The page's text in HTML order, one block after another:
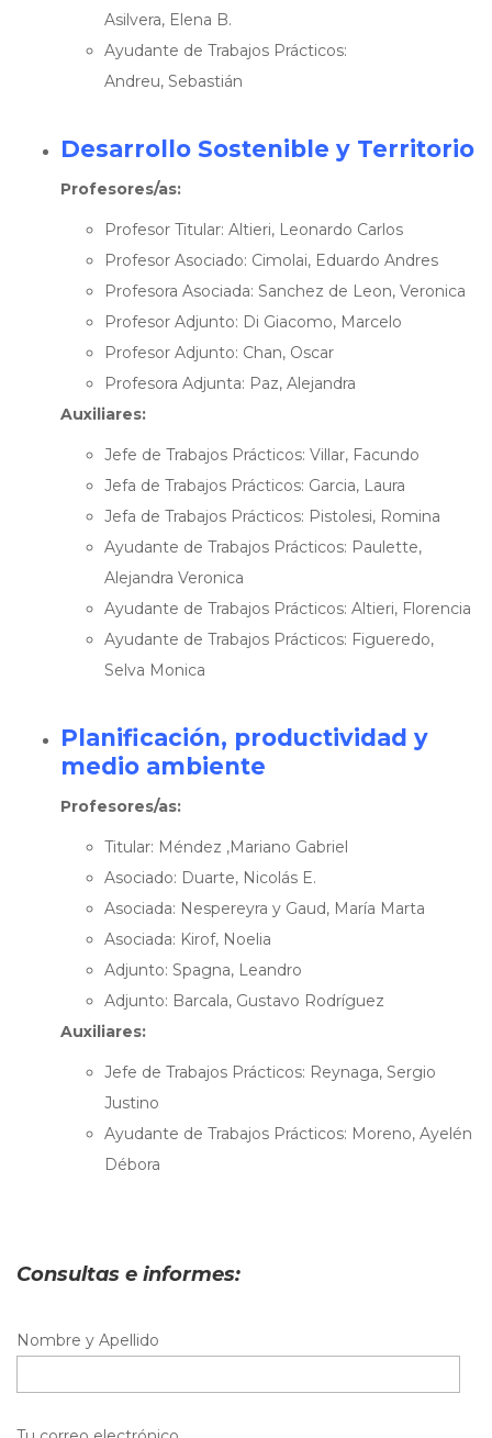
Asilvera, Elena B.
Ayudante de Trabajos Prácticos:
Andreu, Sebastián
Desarrollo Sostenible y Territorio
Profesores/as:
Profesor Titular: Altieri, Leonardo Carlos
Profesor Asociado: Cimolai, Eduardo Andres
Profesora Asociada: Sanchez de Leon, Veronica
Profesor Adjunto: Di Giacomo, Marcelo
Profesor Adjunto: Chan, Oscar
Profesora Adjunta: Paz, Alejandra
Auxiliares:
Jefe de Trabajos Prácticos: Villar, Facundo
Jefa de Trabajos Prácticos: Garcia, Laura
Jefa de Trabajos Prácticos: Pistolesi, Romina
Ayudante de Trabajos Prácticos: Paulette,
Alejandra Veronica
Ayudante de Trabajos Prácticos: Altieri, Florencia
Ayudante de Trabajos Prácticos: Figueredo,
Selva Monica
Planificación, productividad y
medio ambiente
Profesores/as:
Titular: Méndez ,Mariano Gabriel
Asociado: Duarte, Nicolás E.
Asociada: Nespereyra y Gaud, María Marta
Asociada: Kirof, Noelia
Adjunto: Spagna, Leandro
Adjunto: Barcala, Gustavo Rodríguez
Auxiliares:
Jefe de Trabajos Prácticos: Reynaga, Sergio
Justino
Ayudante de Trabajos Prácticos: Moreno, Ayelén
Débora
Consultas e informes:
Nombre y Apellido